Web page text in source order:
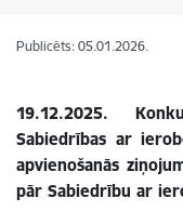
Publicēts: 05.01.2026.
19.12.2025.
Sabiedrības ar
apvienošanās
pār Sabiedrību ar